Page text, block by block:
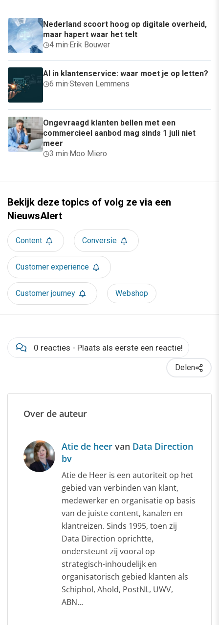
Nederland scoort hoog op digitale overheid,
maar hapert waar het telt
4 min· Erik Bouwer
AI in klantenservice: waar moet je op letten?
6 min·Steven Lemmens
Ongevraagd klanten bellen met een
commercieel aanbod mag sinds 1 juli niet
meer
3 min· Moo Miero
Bekijk deze topics of volg ze via een
NieuwsAlert
Content Conversie
Customer experience
Customer journey Webshop
0 reacties - Plaats als eerste een reactie!
Delen
Over de auteur
Atie de heer van Data Direction
bv
Atie de Heer is een autoriteit op het
gebied van verbinden van klant,
medewerker en organisatie op basis
van de juiste content, kanalen en
klantreizen. Sinds 1995, toen zij
Data Direction oprichtte,
ondersteunt zij vooral op
strategisch-inhoudelijk en
organisatorisch gebied klanten als
Schiphol, Ahold, PostNL, UWV,
ABN...